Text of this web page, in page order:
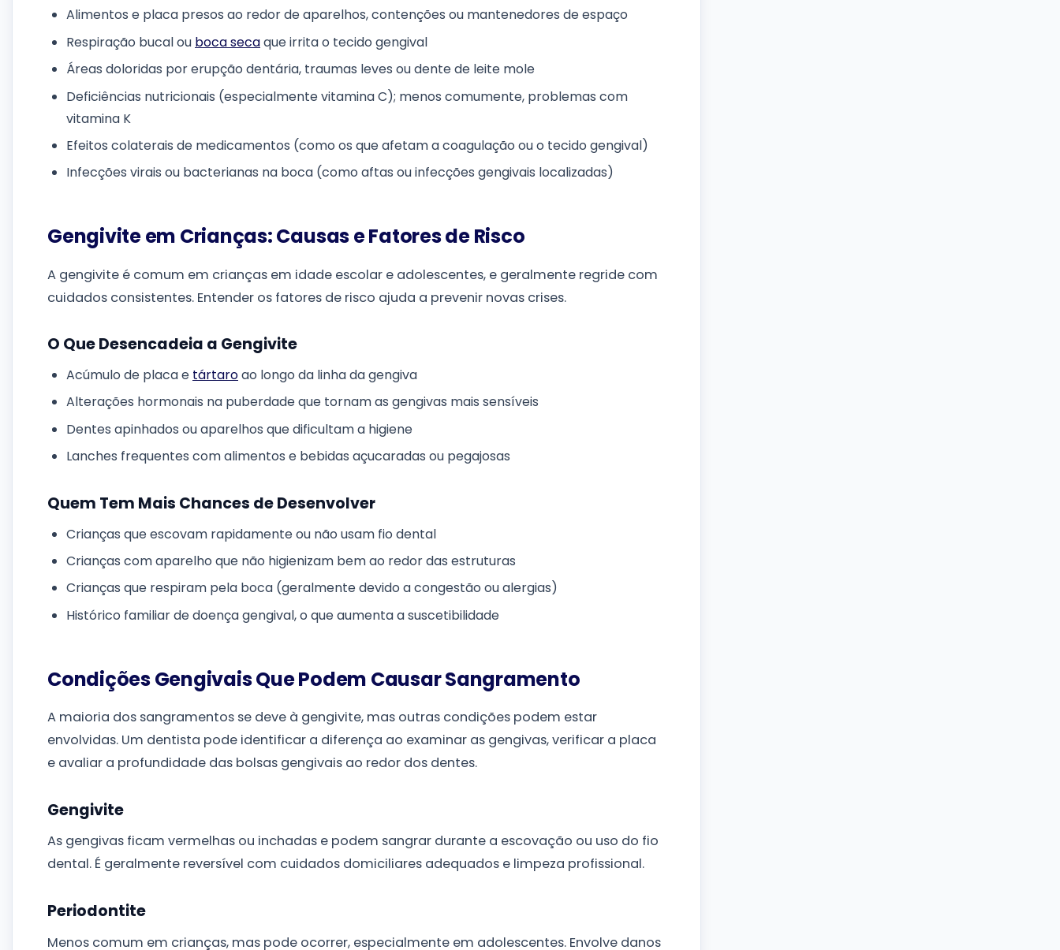
Alimentos e placa presos ao redor de aparelhos, contenções ou mantenedores de espaço
Respiração bucal ou boca secaque irrita o tecido gengival
Áreas doloridas por erupção dentária, traumas leves ou dente de leite mole
Deficiências nutricionais (especialmente vitamina C); menos comumente, problemas com
vitamina K
Efeitos colaterais de medicamentos (como os que afetam a coagulação ou o tecido gengival)
Infecções virais ou bacterianas na boca (como aftas ou infecções gengivais localizadas)
Gengivite em Crianças: Causas e Fatores de Risco
A gengivite é comum em crianças em idade escolar e adolescentes, e geralmente regride com
cuidados consistentes. Entender os fatores de risco ajuda a prevenir novas crises.
O Que Desencadeia a Gengivite
Acúmulo de placa e tártaroao longo da linha da gengiva
Alterações hormonais na puberdade que tornam as gengivas mais sensíveis
Dentes apinhados ou aparelhos que dificultam a higiene
Lanches frequentes com alimentos e bebidas açucaradas ou pegajosas
Quem Tem Mais Chances de Desenvolver
Crianças que escovam rapidamente ou não usam fio dental
Crianças com aparelho que não higienizam bem ao redor das estruturas
Crianças que respiram pela boca (geralmente devido a congestão ou alergias)
Histórico familiar de doença gengival, o que aumenta a suscetibilidade
Condições Gengivais Que Podem Causar Sangramento
A maioria dos sangramentos se deve à gengivite, mas outras condições podem estar
envolvidas. Um dentista pode identificar a diferença ao examinar as gengivas, verificar a placa
e avaliar a profundidade das bolsas gengivais ao redor dos dentes.
Gengivite
As gengivas ficam vermelhas ou inchadas e podem sangrar durante a escovação ou uso do fio
dental. É geralmente reversível com cuidados domiciliares adequados e limpeza profissional.
Periodontite
Menos comum em crianças, mas pode ocorrer, especialmente em adolescentes. Envolve danos